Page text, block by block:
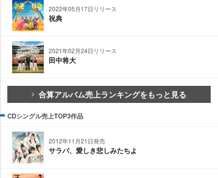
2022年05月17日リリース
祝典
2021年02月24日リリース
田中将大
合算アルバム売上ランキングをもっと見る
CDシングル売上TOP3作品
2012年11月21日発売
サラバ、愛しき悲しみたちよ